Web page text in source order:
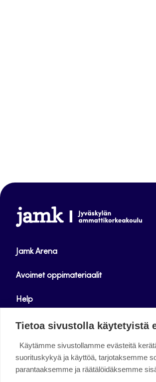
www.jamk.fi
Jamk Arena
Avoimet oppimateriaalit
Help
Verkkolehdet
FacebookInstagram
LinkedinTwitter
Tietoa sivustolla käytetyistä
Käytämme sivustollamme evästeitä
suorituskykyä ja käyttöä, tarjotaksemme
parantaaksemme ja räätälöidäksemme